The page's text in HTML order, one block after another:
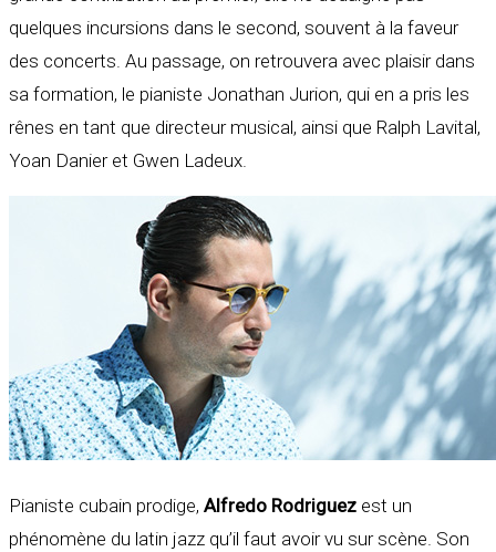
quelques incursions dans le second, souvent à la faveur
des concerts. Au passage, on retrouvera avec plaisir dans
sa formation, le pianiste Jonathan Jurion, qui en a pris les
rênes en tant que directeur musical, ainsi que Ralph Lavital,
Yoan Danier et Gwen Ladeux.
Pianiste cubain prodige, Alfredo Rodriguez est un
phénomène du latin jazz qu’il faut avoir vu sur scène. Son